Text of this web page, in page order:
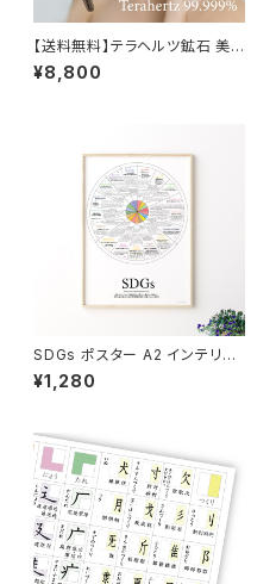
【送料無料】テラヘルツ鉱石 美
容かっさ 巡り ~Meguri~ スプ
ーン型フェイスケア マッサージ
ッサージ
¥8,800
SDGs ポスター A2 インテリア
に飾れる◎地球 環境を守るた
めに
¥1,280